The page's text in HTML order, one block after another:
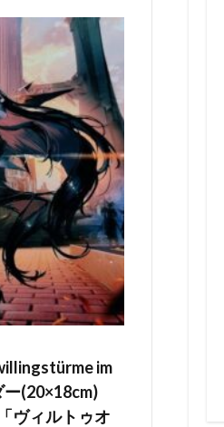
im
(20×18cm)
ヴィルトゥオ